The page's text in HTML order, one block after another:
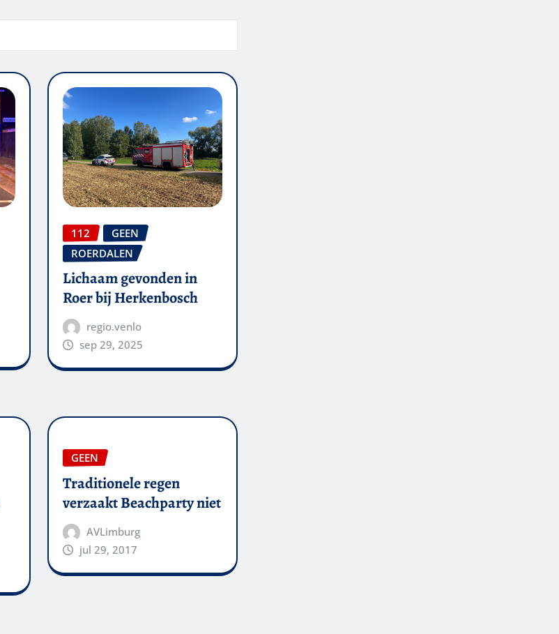
112
GEEN
ROERDALEN
Lichaam gevonden in
Roer bij Herkenbosch
regio.venlo
sep 29, 2025
GEEN
Traditionele regen
verzaakt Beachparty niet
AVLimburg
jul 29, 2017